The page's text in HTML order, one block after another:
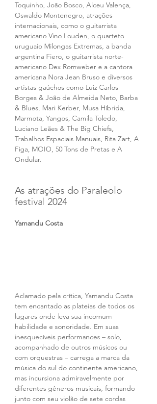
Toquinho, João Bosco, Alceu Valença,
Oswaldo Montenegro, atrações
internacionais, como o guitarrista
americano Vino Louden, o quarteto
uruguaio Milongas Extremas, a banda
argentina Fiero, o guitarrista norte-
americano Dex Romweber e a cantora
americana Nora Jean Bruso e diversos
artistas gaúchos como Luiz Carlos
Borges & João de Almeida Neto, Barba
& Blues, Mari Kerber, Musa Híbrida,
Marmota, Yangos, Camila Toledo,
Luciano Leães & The Big Chiefs,
Trabalhos Espaciais Manuais, Rita Zart, A
Figa, MOIO, 50 Tons de Pretas e A
Ondular.
As atrações do Paraleolo
festival 2024
Yamandu Costa
Aclamado pela crítica, Yamandu Costa
tem encantado as plateias de todos os
lugares onde leva sua incomum
habilidade e sonoridade. Em suas
inesquecíveis performances – solo,
acompanhado de outros músicos ou
com orquestras – carrega a marca da
música do sul do continente americano,
mas incursiona admiravelmente por
diferentes gêneros musicais, formando
junto com seu violão de sete cordas